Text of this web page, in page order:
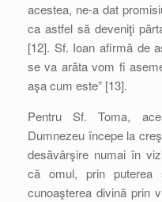
acestea, ne-a dat
ca astfel să deveniţi
[12]. Sf. Ioan afirmă de
se va arăta vom fi
aşa cum este” [13].
Pentru Sf. Toma,
Dumnezeu începe la
desăvârşire numai în
că omul, prin puterea
cunoaşterea divină prin